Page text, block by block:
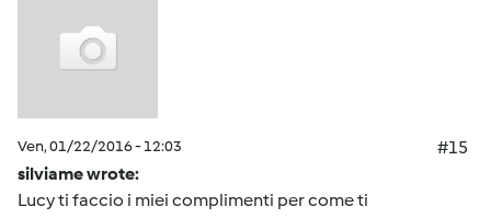
Ven, 01/22/2016 - 12:03
#15
silviame wrote:
Lucy ti faccio i miei complimenti per come ti